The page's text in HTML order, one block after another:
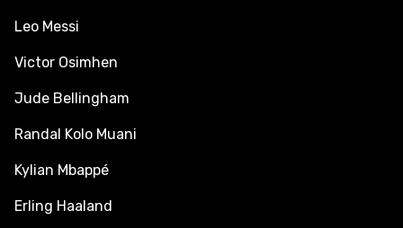
Leo Messi
Victor Osimhen
Jude Bellingham
Randal Kolo Muani
Kylian Mbappé
Erling Haaland